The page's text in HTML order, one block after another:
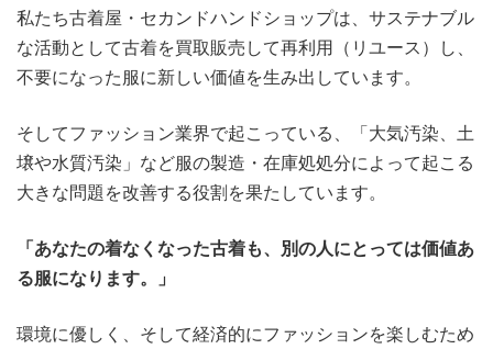
私たち古着屋・セカンドハンドショップは、サステナブル
な活動として古着を買取販売して再利用（リユース）し、
不要になった服に新しい価値を生み出しています。
そしてファッション業界で起こっている、「大気汚染、土
壌や水質汚染」など服の製造・在庫処処分によって起こる
大きな問題を改善する役割を果たしています。
「あなたの着なくなった古着も、別の人にとっては価値あ
る服になります。」
環境に優しく、そして経済的にファッションを楽しむため